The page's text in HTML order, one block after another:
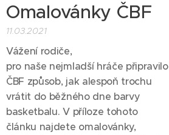
Omalovánky ČBF
11.03.2021
Vážení rodiče,
pro naše nejmladší hráče připravilo
ČBF způsob, jak alespoň trochu
vrátit do běžného dne barvy
basketbalu. V příloze tohoto
článku najdete omalovánky,